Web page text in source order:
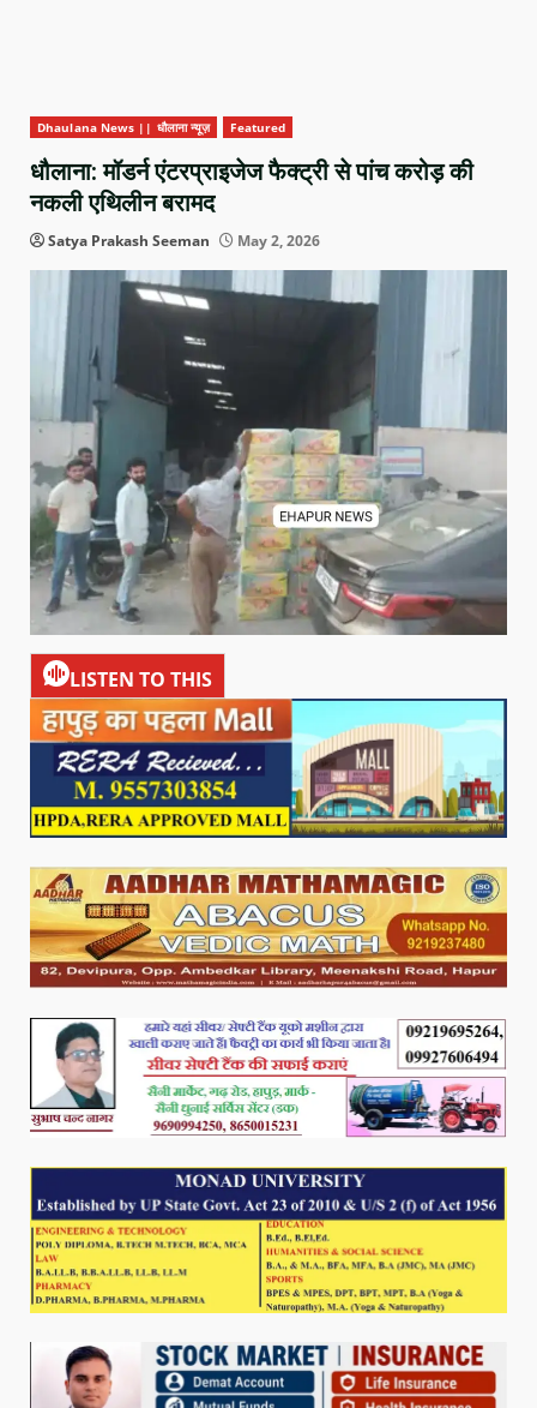
Dhaulana News || धौलाना न्यूज़ Featured
धौलाना: मॉडर्न एंटरप्राइजेज फैक्ट्री से पांच करोड़ की
नकली एथिलीन बरामद
Satya Prakash Seeman May 2, 2026
LISTEN TO THIS